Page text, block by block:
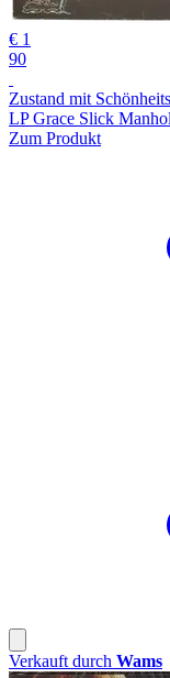
€ 1
90
Zustand mit
LP Grace Slick
Zum Produkt
Verkauft durch Wams